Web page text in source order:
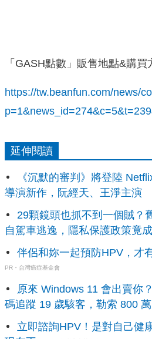
「GASH點數」販售地點&購買
https://tw.beanfun.com/news/
延伸閱讀
《沉默的審判》將登陸
導演新作，阮經天、王淨主演
29顆鏡頭也抓不到一個賊？
自駕車逃逸，隱私保護政策竟
伴侶和妳一起預防HPV，才
PR・台灣癌症基金會
原來 Windows 11 會出賣你
碼追蹤 19 歲駭客，勒索 800
立即諮詢HPV！是對自己健